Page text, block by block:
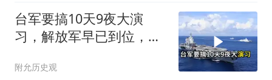
台军要搞10天9夜大演
习，解放军早已到位，美
味了
附允历史观